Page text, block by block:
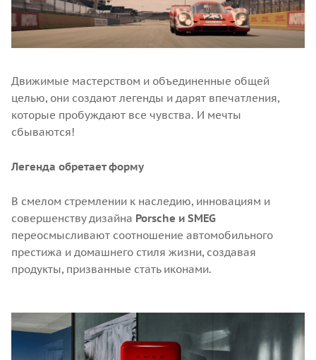
Движимые мастерством и объединенные общей
целью, они создают легенды и дарят впечатления,
которые пробуждают все чувства. И мечты
сбываются!
Легенда обретает форму
В смелом стремлении к наследию, инновациям и
совершенству дизайна Porsche и SMEG
переосмысливают соотношение автомобильного
престижа и домашнего стиля жизни, создавая
продукты, призванные стать иконами.